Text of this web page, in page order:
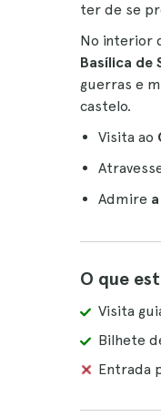
ter de se
No interior
Basílica de
guerras e
castelo.
Visita ao
Admire
O que
Visita
Bilhete
Entrada